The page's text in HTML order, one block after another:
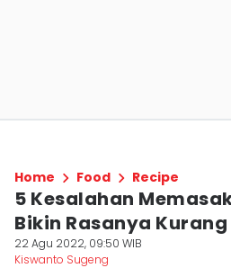
Home Food Recipe
5 Kesalahan
Bikin Rasanya
22 Agu 2022, 09:50 WIB
Kiswanto Sugeng